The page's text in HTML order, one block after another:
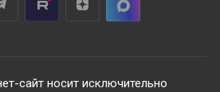
сайт носит исключительно